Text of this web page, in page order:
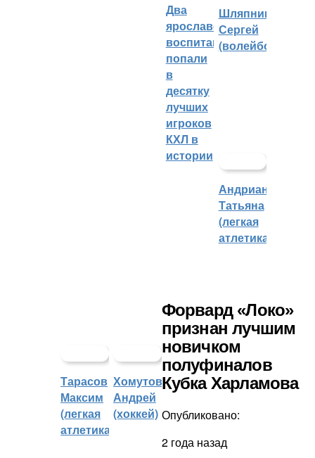
Два
ярославских
воспитанника
попали
в
десятку
лучших
игроков
КХЛ в
истории
Шляпников
Сергей
(волейбол)
Андрианова
Татьяна
(легкая
атлетика)
Тарасов
Максим
(легкая
атлетика)
Хомутов
Андрей
(хоккей)
Форвард «Локо»
признан лучшим
новичком
полуфиналов
Кубка Харламова
Опубликовано:
2 года назад